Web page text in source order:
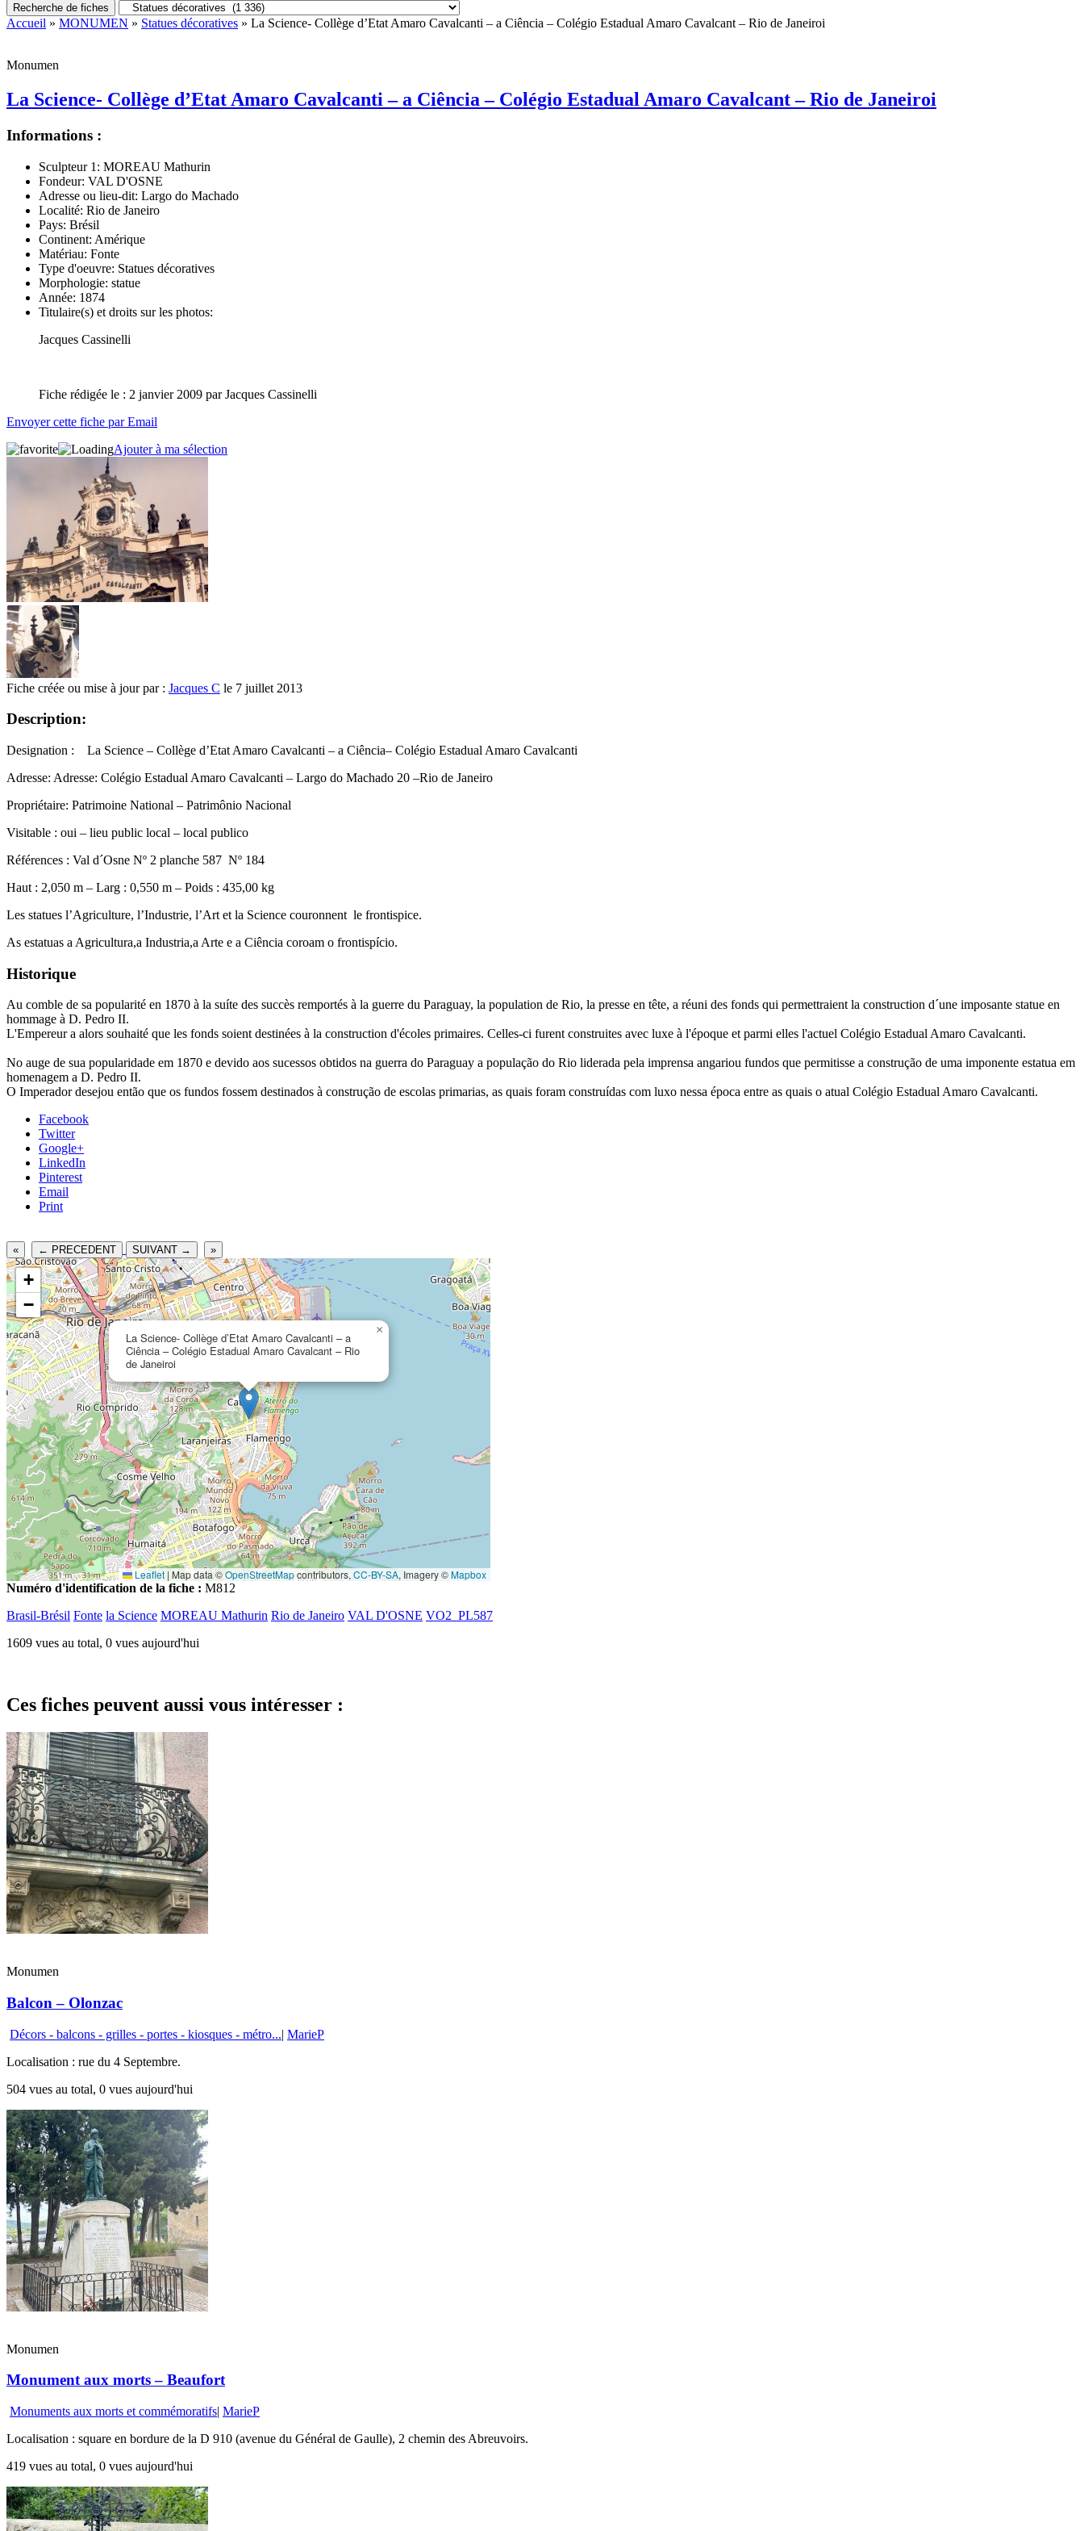
Recherche de fiches
Accueil » MONUMEN » Statues décoratives » La Science- Collège d’Etat Amaro Cavalcanti – a Ciência – Colégio Estadual Amaro Cavalcant – Rio de Janeiroi
Monumen
La Science- Collège d’Etat Amaro Cavalcanti – a Ciência – Colégio Estadual Amaro Cavalcant – Rio de Janeiroi
Informations :
Sculpteur 1: MOREAU Mathurin
Fondeur: VAL D'OSNE
Adresse ou lieu-dit: Largo do Machado
Localité: Rio de Janeiro
Pays: Brésil
Continent: Amérique
Matériau: Fonte
Type d'oeuvre: Statues décoratives
Morphologie: statue
Année: 1874
Titulaire(s) et droits sur les photos:
Jacques Cassinelli
Fiche rédigée le : 2 janvier 2009 par Jacques Cassinelli
Envoyer cette fiche par Email
Ajouter à ma sélection
Fiche créée ou mise à jour par : Jacques C le 7 juillet 2013
Description:
Designation : La Science – Collège d’Etat Amaro Cavalcanti – a Ciência– Colégio Estadual Amaro Cavalcanti
Adresse: Adresse: Colégio Estadual Amaro Cavalcanti – Largo do Machado 20 –Rio de Janeiro
Propriétaire: Patrimoine National – Patrimônio Nacional
Visitable : oui – lieu public local – local publico
Références : Val d´Osne Nº 2 planche 587 Nº 184
Haut : 2,050 m – Larg : 0,550 m – Poids : 435,00 kg
Les statues l’Agriculture, l’Industrie, l’Art et la Science couronnent le frontispice.
As estatuas a Agricultura,a Industria,a Arte e a Ciência coroam o frontispício.
Historique
Au comble de sa popularité en 1870 à la suíte des succès remportés à la guerre du Paraguay, la population de Rio, la presse en tête, a réuni des fonds qui permettraient la construction d´une imposante statue en
hommage à D. Pedro II.
L'Empereur a alors souhaité que les fonds soient destinées à la construction d'écoles primaires. Celles-ci furent construites avec luxe à l'époque et parmi elles l'actuel Colégio Estadual Amaro Cavalcanti.
No auge de sua popularidade em 1870 e devido aos sucessos obtidos na guerra do Paraguay a população do Rio liderada pela imprensa angariou fundos que permitisse a construção de uma imponente estatua em
homenagem a D. Pedro II.
O Imperador desejou então que os fundos fossem destinados à construção de escolas primarias, as quais foram construídas com luxo nessa época entre as quais o atual Colégio Estadual Amaro Cavalcanti.
Facebook
Twitter
Google+
LinkedIn
Pinterest
Email
Print
« ← PRECEDENT SUIVANT → »
La Science- Collège d’Etat Amaro Cavalcanti – a
Ciência – Colégio Estadual Amaro Cavalcant – Rio
de Janeiroi
×
+
−
Leaflet | Map data ©OpenStreetMapcontributors,CC-BY-SA, Imagery ©Mapbox
Numéro d'identification de la fiche : M812
Brasil-Brésil Fonte la Science MOREAU Mathurin Rio de Janeiro VAL D'OSNE VO2_PL587
1609 vues au total, 0 vues aujourd'hui
Ces fiches peuvent aussi vous intéresser :
Monumen
Balcon – Olonzac
Décors - balcons - grilles - portes - kiosques - métro...| MarieP
Localisation : rue du 4 Septembre.
504 vues au total, 0 vues aujourd'hui
Monumen
Monument aux morts – Beaufort
Monuments aux morts et commémoratifs| MarieP
Localisation : square en bordure de la D 910 (avenue du Général de Gaulle), 2 chemin des Abreuvoirs.
419 vues au total, 0 vues aujourd'hui